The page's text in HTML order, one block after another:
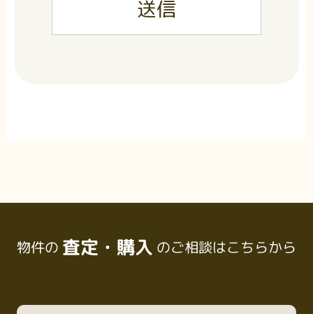
物件の 査定・購入 のご相談はこちらから